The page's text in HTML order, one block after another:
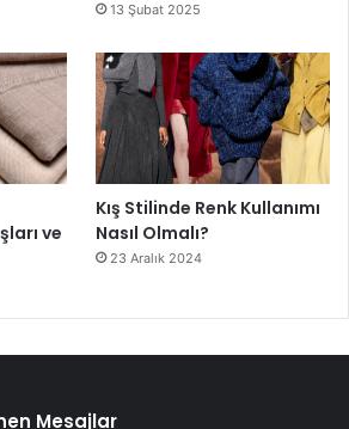
13 Şubat 2025
ve
Kış Stilinde Renk Kullanımı
Nasıl Olmalı?
23 Aralık 2024
Mesajlar